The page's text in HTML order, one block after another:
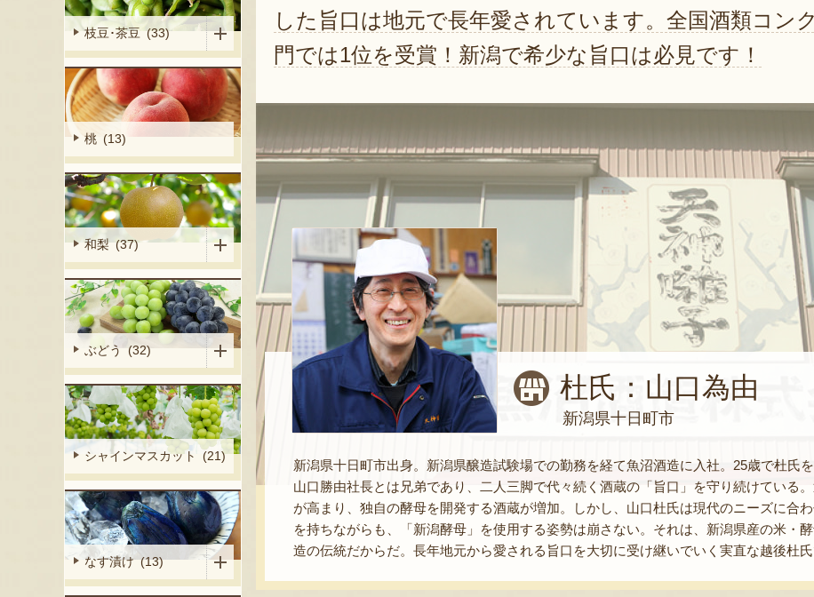
した旨口は地元で長年愛されています。全国酒類コン
門では1位を受賞！新潟で希少な旨口は必見です！
杜氏：山口為由
新潟県十日町市
新潟県十日町市出身。新潟県醸造試験場での勤務を経て魚沼酒造に入社。25歳で杜氏
山口勝由社長とは兄弟であり、二人三脚で代々続く酒蔵の「旨口」を守り続けている
が高まり、独自の酵母を開発する酒蔵が増加。しかし、山口杜氏は現代のニーズに合
を持ちながらも、「新潟酵母」を使用する姿勢は崩さない。それは、新潟県産の米・
造の伝統だからだ。長年地元から愛される旨口を大切に受け継いでいく実直な越後杜氏
枝豆･茶豆 (33)
桃 (13)
和梨 (37)
ぶどう (32)
シャインマスカット (21)
なす漬け (13)